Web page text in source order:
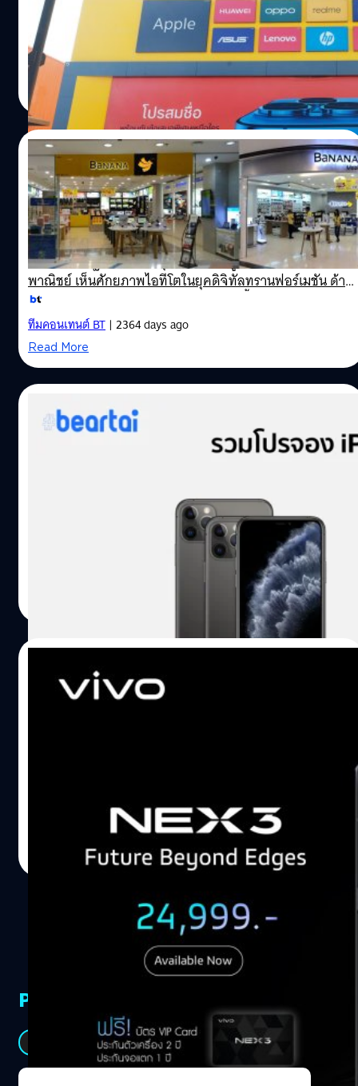
หน้าจัดจำหน่ายสินค้าเทคโนโลยี ครอบคลุมทั่วประเทศไทย
วางเป้าปี 65 เปิดสาขาใหม่เพิ่มอีกไม่ต่ำกว่า 150 – 250 สาขา
ชูโมเดลบุกนอกห้างแบบ Stand Alone เพิ่มความสามารถใน
การขยายตลาด พร้อมนำกลยุทธ์ O2O เสริมทัพ และขยายไลน์
ผลิตภัณฑ์กลุ่มเครื่อใช้ไฟฟ้า ผ่านการจับมือกับเครืออินเด็กซ์
ลิฟวิ่งมอลล์ ตอบโจทย์ผู้บริโภคครบวงจร ตั้งเป้ารายได้ปีนี้โต
20% รับปัจจัยบวกเทคโนโลยีพลิกโลกยุคใหม่สู่สังคมดิจิทัล
ทั้งนี้ ปัจจุบัน COM7 มีสาขาภายใต้การบริหารงานของกลุ่ม
บริษัท แบ่งเป็น BaNANA 372 สาขา Studio7 114 สาขา
KingKong Phone 83 สาขา True Shop by Com7 125 สาขา
แฟรนไชส์ 128 สาขา BKK 37 …
ทีมคอนเทนต์ BT| 1659 days ago
Read More
18/02/2020
กลุ่มคอมเซเว่นสวนกระแสเศรษฐกิจมองตลาด
ไอทีโตต่อเนื่องประกาศร่วมทุนไพร์ม โซลูชัน
บานาน่า กรุ๊ป บริษัทในกลุ่มคอมเซเว่น ขยายฐานธุรกิจสวน
กระแสเศรษฐกิจ เข้าร่วมทุน “ไพร์ม โซลูชัน” เจาะตลาดเชิง
พาณิชย์ เห็นศักยภาพไอทีโตในยุคดิจิทัลทรานฟอร์เมชัน ด้าน
ไพร์ม โซลูชัน คาดปี 63 โตกว่า 50% รวมทั้งเตรียมวางแผน
อนาคตเข้าจดทะเบียนในตลาดหลักทรัพย์ นายสุระ คณิตทวี
กุล ประธานเจ้าหน้าที่บริหาร บริษัท คอมเซเว่น จำกัด
(มหาชน) (COM7) กล่าวว่า บานาน่า กรุ๊ป ซึ่งเป็นบริษัทย่อย
ขึ้น ซึ่งจำเป็นต้องใช้ไอทีและเครื่องมือดิจิทัลหลากหลายรูป
แบบในการพัฒนาตนเองให้ก้าวทันตามยุคดิจิทัลทรานฟอร์เม
ชัน ที่จะต้องปรับตัวเพื่อรับกับการแข่งขัน การตลาดยุคใหม่
เป็นการเสริมพลังของทั้งสองบริษัทให้แข็งแกร่งขึ้น โดยกลุ่ม
คอมเซเว่นจะมีคู่ค้าที่ช่วยทำตลาดด้านโซลูชันทำให้มีโอกาส
ขยายธุรกิจเชิงพาณิชย์ให้กว้างขึ้น อีกทั้ง เป็นไปตามกลยุทธ์
ของกลุ่มบริษัท ที่ให้ความสำคัญในการนำเสนอสินค้าไอทีเป็น
โซลูชัน สอดรับกับยุคดิจิทัล และ IoT ในขณะที่ไพร์ม โซลูชัน
จะได้ใช้ศักยภาพของคอมเซเว่นด้านการขยายธุรกิจในกลุ่มเอ
สเอ็มอี และอื่นๆ” จุดแข็งของคอมเซเว่น จะเกื้อหนุนให้ไพร์ม
โซลูชัน ขยายตลาดได้อย่างไร้ขีดจำกัด คือ การมีศูนย์บริการ
ทั่วประเทศที่พร้อมจะให้บริการและการสนับสนุนต่อลูกค้าที่มี
สาขาทั่วประเทศทั้งหน่วยงานรัฐและภาคเอกชน พันธกิจหลัก
ของเรานับจากนี้จะร่วมกันพัฒนาบุคลากร ถ่ายทอดองค์ความ
ทีมคอนเทนต์ BT| 2364 days ago
Read More
รวมโปรจอง iPhone 11 และ iPhone 11 Pro
จาก AIS , dtac, True Move H พร้อมโปรไม่
วันนี้ (11 ตุลาคม) ผู้ให้บริการเครือข่ายได้แก่ AIS, dtac,
TrueMove H รวมถึงตัวแทนจำหน่ายอย่าง iStudio หรือ
Banana ได้เปิดจองเครื่อง iPhone 11 และ iPhone 11 Pro
อย่างเป็นทางการที่หน้าร้านแล้ว แต่ละค่ายจะมีโปรเด็ด ๆ
อะไรให้เราเลือกบ้าง มาดูกันครับ AIS มาแล้ววำหรับ AIS งานนี้
คล้าย TrueMove H คือมีทั้งโปรแบบติดสัญญาและไม่ติด
สัญญาครับ โปรติดสัญญา โปรไม่ติดสัญญา ดูรายละเอียด
เพิ่มเติม คลิก dtac สำหรับ dtac มีสองโปรโมชันหลักคือลูกค้า
Blue Member และลูกค้าทั่วไป ส่วน Silver และ Gold ไม่มี
พิเศษอะไรครับ มาเริ่มที่โปรโมชัน Blue Memeber กันก่อน ต่อ
ไปคือโปรสำหรับ ลูกค้าเปิดเบอร์ใหม่ / ย้ายค่ายเบอร์เดิม…
| 2495 days ago
Vivo NEX 3 ที่สุดของความพรีเมียม กับจอแส
NEX 3 ด้วยจอแสดงผลขนาดใหญ่กว่า 6.89 นิ้ว Vivo NEX 3
เต็มเปี่ยมไปด้วยนวัตกรรมเทคโนโลยีพิเศษสุดล้ำมากมาย
สเปกเทพภายในเครื่องใช้ ชิปเซ็ตเรือธงรุ่นใหม่ล่าสุดอย่าง
Qualcomm Snapdragon 855 Plus และ RAM 8GB + ROM
สูงกว่า UFS2.1 ถึง 79% และยังให้แบตเตอรี่ความจุขนาดใหญ่
4500mAh (TYP) พร้อมเทคโนโลยีประหยัดพลังงาน C-DRX
และชาร์จเร็ว Vivo FlashCharge เพื่อให้คุณมั่นใจได้ตลอด
การใช้งาน อัดแน่นระบบเสียงสุด Hi-Fi ด้วยชิปเสียง
AK4377A สุดเฉพาะของ…
Pornnapat Kaewbandit| 2503 days ago
Read More
PR Partners